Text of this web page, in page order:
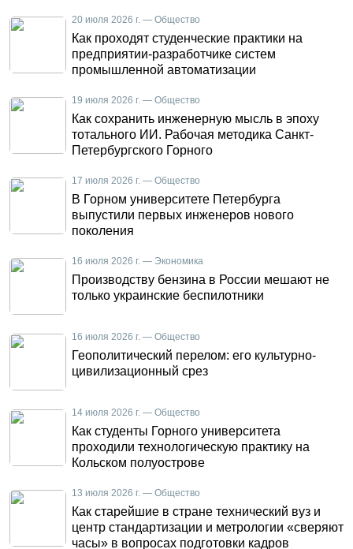
20 июля 2026 г. — Общество
Как проходят студенческие практики на
предприятии-разработчике систем
промышленной автоматизации
19 июля 2026 г. — Общество
Как сохранить инженерную мысль в эпоху
тотального ИИ. Рабочая методика Санкт-
Петербургского Горного
17 июля 2026 г. — Общество
В Горном университете Петербурга
выпустили первых инженеров нового
поколения
16 июля 2026 г. — Экономика
Производству бензина в России мешают не
только украинские беспилотники
16 июля 2026 г. — Общество
Геополитический перелом: его культурно-
цивилизационный срез
14 июля 2026 г. — Общество
Как студенты Горного университета
проходили технологическую практику на
Кольском полуострове
13 июля 2026 г. — Общество
Как старейшие в стране технический вуз и
центр стандартизации и метрологии «сверяют
часы» в вопросах подготовки кадров